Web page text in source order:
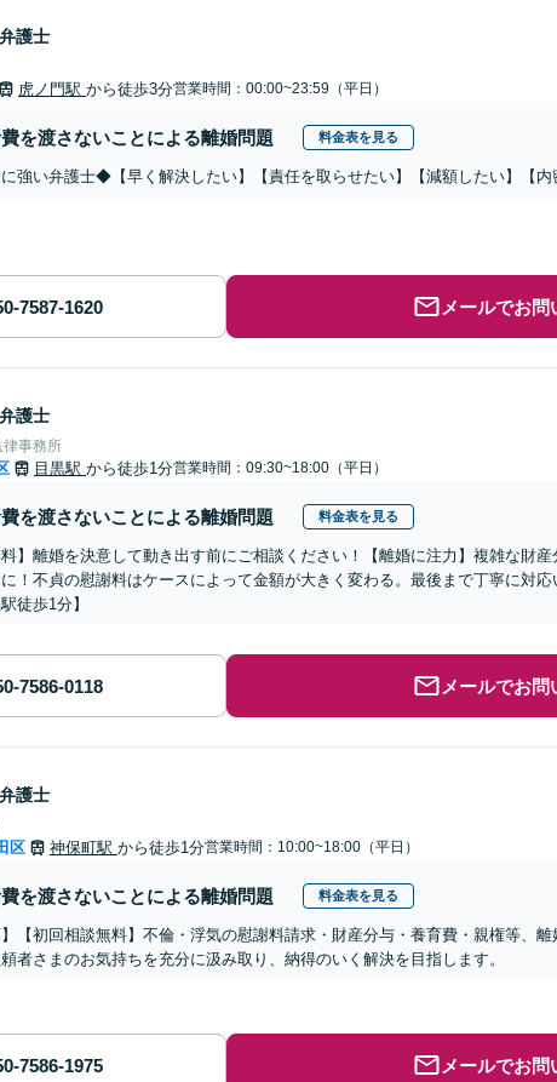
弁護士
虎ノ門駅 から徒歩3分営業時間：00:00~23:59（平日）
を渡さないことによる離婚問題 料金表を見る
強い弁護士◆【早く解決したい】【責任を取らせたい】【減額したい】【内
メールでお問
弁護士
律事務所
目黒駅 から徒歩1分営業時間：09:30~18:00（平日）
を渡さないことによる離婚問題 料金表を見る
料】離婚を決意して動き出す前にご相談ください！【離婚に注力】複雑な財
！不貞の慰謝料はケースによって金額が大きく変わる。最後まで丁寧に対応
徒歩1分】
メールでお問
弁護士
区 神保町駅 から徒歩1分営業時間：10:00~18:00（平日）
を渡さないことによる離婚問題 料金表を見る
】【初回相談無料】不倫・浮気の慰謝料請求・財産分与・養育費・親権等、
者さまのお気持ちを充分に汲み取り、納得のいく解決を目指します。
メールでお問